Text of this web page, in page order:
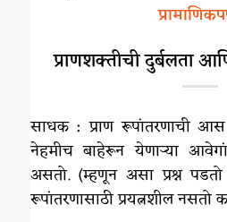
प्राणशक्तीची दुर्बलता
साधक : प्राण रूपांतरणाची
नेहमीच बाहेरून येणाऱ्या
असतो. (म्हणून असा प्रश्न
रूपांतरणासाठी प्रयत्नशील नसतो